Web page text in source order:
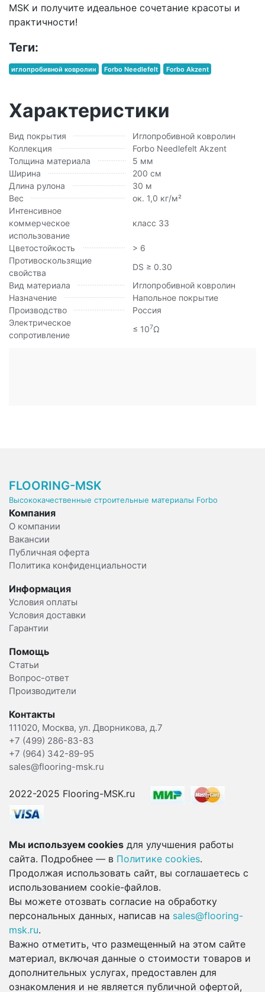
MSK и получите идеальное сочетание красоты и
практичности!
Теги:
иглопробивной ковролин Forbo Needlefelt Forbo Akzent
Характеристики
Вид покрытия
Иглопробивной ковролин
Коллекция
Forbo Needlefelt Akzent
Толщина материала
5 мм
Ширина
200 см
Длина рулона
30 м
Вес
ок. 1,0 кг/м²
Интенсивное
коммерческое
использование
класс 33
Цветостойкость
> 6
Противоскользящие
свойства
DS ≥ 0.30
Вид материала
Иглопробивной ковролин
Назначение
Напольное покрытие
Производство
Россия
Электрическое
сопротивление
≤ 107Ω
FLOORING-MSK
Высококачественные строительные материалы Forbo
Компания
О компании
Вакансии
Публичная оферта
Политика конфиденциальности
Информация
Условия оплаты
Условия доставки
Гарантии
Помощь
Статьи
Вопрос-ответ
Производители
Контакты
111020, Москва, ул. Дворникова, д.7
+7 (499) 286-83-83
+7 (964) 342-89-95
sales@flooring-msk.ru
2022-2025 Flooring-MSK.ru
Мы используем cookies для улучшения работы
сайта. Подробнее — в Политике cookies.
Продолжая использовать сайт, вы соглашаетесь с
использованием cookie-файлов.
Вы можете отозвать согласие на обработку
персональных данных, написав на sales@flooring-
msk.ru.
Важно отметить, что размещенный на этом сайте
материал, включая данные о стоимости товаров и
дополнительных услугах, предоставлен для
ознакомления и не является публичной офертой,